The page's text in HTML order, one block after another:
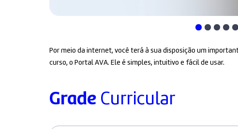
Por meio da internet, você terá à sua disposição um
curso, o Portal AVA. Ele é simples, intuitivo e fácil de usar.
Grade Curricular